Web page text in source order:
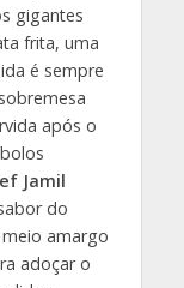
gigantes
frita, uma
é sempre
após o
Jamil
do
amargo
adoçar o